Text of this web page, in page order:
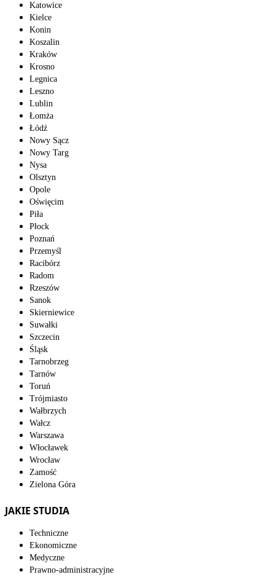
Katowice
Kielce
Konin
Koszalin
Kraków
Krosno
Legnica
Leszno
Lublin
Łomża
Łódź
Nowy Sącz
Nowy Targ
Nysa
Olsztyn
Opole
Oświęcim
Piła
Płock
Poznań
Przemyśl
Racibórz
Radom
Rzeszów
Sanok
Skierniewice
Suwałki
Szczecin
Śląsk
Tarnobrzeg
Tarnów
Toruń
Trójmiasto
Wałbrzych
Wałcz
Warszawa
Włocławek
Wrocław
Zamość
Zielona Góra
JAKIE STUDIA
Techniczne
Ekonomiczne
Medyczne
Prawno-administracyjne